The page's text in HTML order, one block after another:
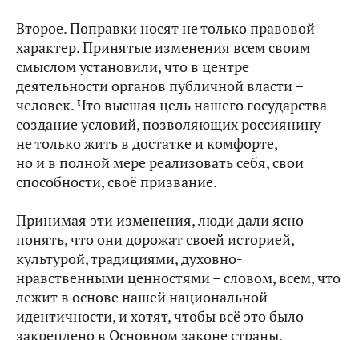
Второе. Поправки носят не только правовой
характер. Принятые изменения всем своим
смыслом установили, что в центре
деятельности органов публичной власти –
человек. Что высшая цель нашего государства —
создание условий, позволяющих россиянину
не только жить в достатке и комфорте,
но и в полной мере реализовать себя, свои
способности, своё призвание.
Принимая эти изменения, люди дали ясно
понять, что они дорожат своей историей,
культурой, традициями, духовно-
нравственными ценностями – словом, всем, что
лежит в основе нашей национальной
идентичности, и хотят, чтобы всё это было
закреплено в Основном законе страны.